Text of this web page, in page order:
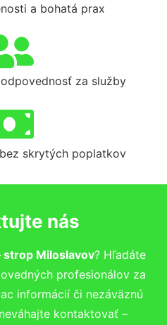
a bohatá prax
za služby
skrytých poplatkov
nás
strop Miloslavov? Hľadáte
profesionálov za
informácií či nezáväznú
kontaktovať –